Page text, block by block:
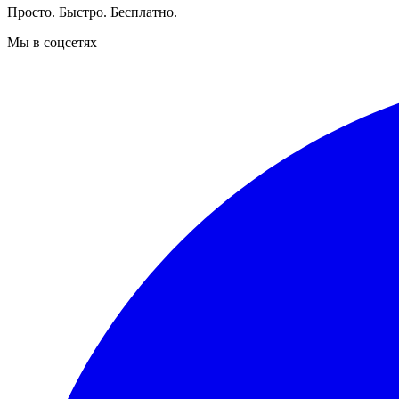
Просто. Быстро. Бесплатно.
Мы в соцсетях